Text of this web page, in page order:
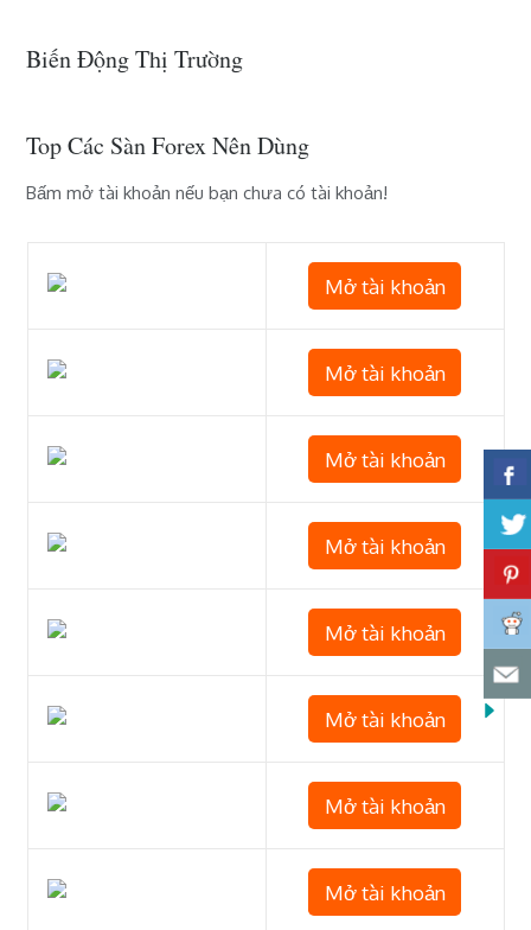
Biến Động Thị Trường
Top Các Sàn Forex Nên Dùng
Bấm mở tài khoản nếu bạn chưa có tài khoản!
Mở tài khoản
Mở tài khoản
Mở tài khoản
Mở tài khoản
Mở tài khoản
Mở tài khoản
Mở tài khoản
Mở tài khoản